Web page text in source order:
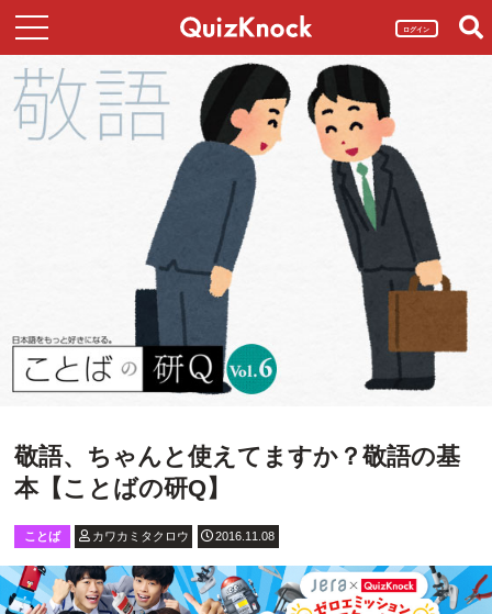
ログイン
敬語、ちゃんと使えてますか？敬語の基
本【ことばの研Q】
ことば カワカミタクロウ 2016.11.08